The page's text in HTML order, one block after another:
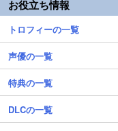
お役立ち情報
トロフィーの一覧
声優の一覧
特典の一覧
DLCの一覧